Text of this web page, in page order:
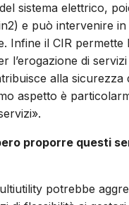
sistema elettrico,
e può intervenire
Infine il CIR
l’erogazione di
alla
aspetto è
proporre questi
potrebbe